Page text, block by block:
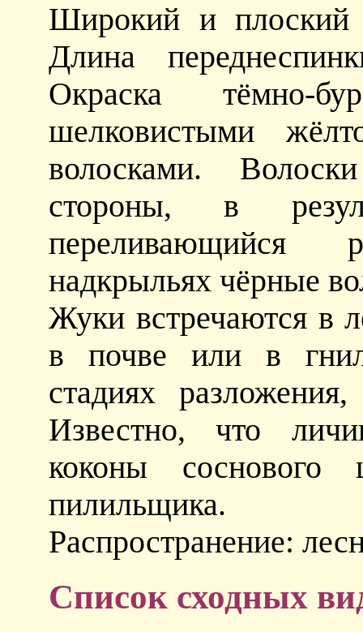
Широкий и
Длина
Окраска тёмно-
шелковистыми
волосками.
стороны, в
надкрыльях чёрные
Жуки встречаются в
в почве или в
стадиях
Известно, что
коконы соснового
пилильщика.
Распространение:
Список сходных